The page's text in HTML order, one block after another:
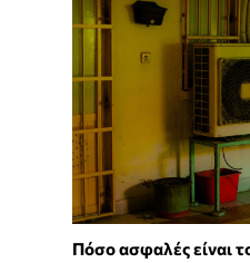
Πόσο ασφαλές είναι